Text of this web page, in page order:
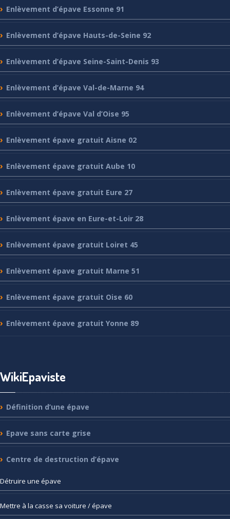
Enlèvement d’épave Essonne 91
Enlèvement d’épave Hauts-de-Seine 92
Enlèvement d’épave Seine-Saint-Denis 93
Enlèvement d’épave Val-de-Marne 94
Enlèvement d’épave Val d’Oise 95
Enlèvement épave gratuit Aisne 02
Enlèvement épave gratuit Aube 10
Enlèvement épave gratuit Eure 27
Enlèvement épave en Eure-et-Loir 28
Enlèvement épave gratuit Loiret 45
Enlèvement épave gratuit Marne 51
Enlèvement épave gratuit Oise 60
Enlèvement épave gratuit Yonne 89
WikiEpaviste
Définition d’une épave
Epave sans carte grise
Centre de destruction d’épave
Détruire une épave
Mettre à la casse sa voiture / épave